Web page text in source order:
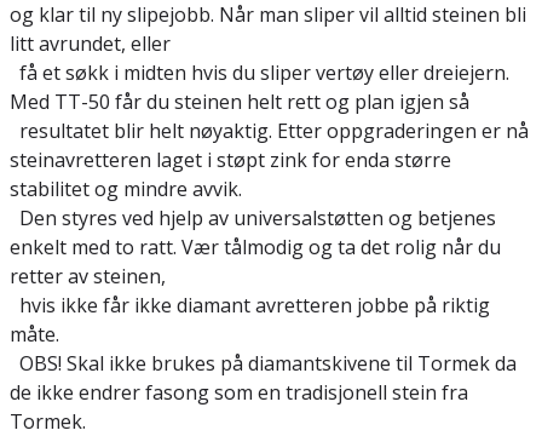
og klar til ny slipejobb. Når man sliper vil alltid steinen bli
litt avrundet, eller
få et søkk i midten hvis du sliper vertøy eller dreiejern.
Med TT-50 får du steinen helt rett og plan igjen så
resultatet blir helt nøyaktig. Etter oppgraderingen er nå
steinavretteren laget i støpt zink for enda større
stabilitet og mindre avvik.
Den styres ved hjelp av universalstøtten og betjenes
enkelt med to ratt. Vær tålmodig og ta det rolig når du
retter av steinen,
hvis ikke får ikke diamant avretteren jobbe på riktig
måte.
OBS! Skal ikke brukes på diamantskivene til Tormek da
de ikke endrer fasong som en tradisjonell stein fra
Tormek.